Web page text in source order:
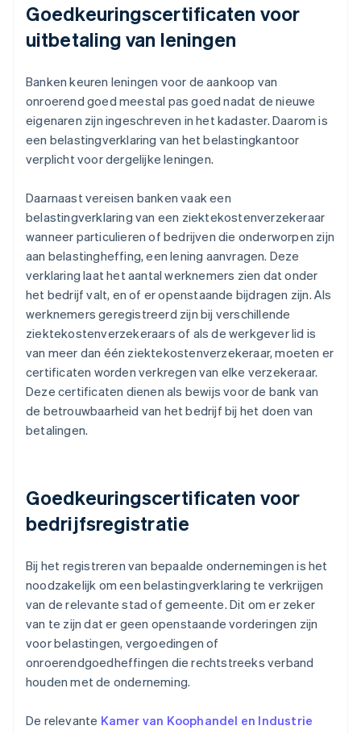
Goedkeuringscertificaten voor
uitbetaling van leningen
Banken keuren leningen voor de aankoop van
onroerend goed meestal pas goed nadat de nieuwe
eigenaren zijn ingeschreven in het kadaster. Daarom is
een belastingverklaring van het belastingkantoor
verplicht voor dergelijke leningen.
Daarnaast vereisen banken vaak een
belastingverklaring van een ziektekostenverzekeraar
wanneer particulieren of bedrijven die onderworpen zijn
aan belastingheffing, een lening aanvragen. Deze
verklaring laat het aantal werknemers zien dat onder
het bedrijf valt, en of er openstaande bijdragen zijn. Als
werknemers geregistreerd zijn bij verschillende
ziektekostenverzekeraars of als de werkgever lid is
van meer dan één ziektekostenverzekeraar, moeten er
certificaten worden verkregen van elke verzekeraar.
Deze certificaten dienen als bewijs voor de bank van
de betrouwbaarheid van het bedrijf bij het doen van
betalingen.
Goedkeuringscertificaten voor
bedrijfsregistratie
Bij het registreren van bepaalde ondernemingen is het
noodzakelijk om een belastingverklaring te verkrijgen
van de relevante stad of gemeente. Dit om er zeker
van te zijn dat er geen openstaande vorderingen zijn
voor belastingen, vergoedingen of
onroerendgoedheffingen die rechtstreeks verband
houden met de onderneming.
De relevante Kamer van Koophandel en Industrie